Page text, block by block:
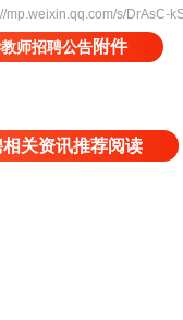
mp.weixin.qq.com/s/DrAsC-
师招聘公告附件
关资讯推荐阅读